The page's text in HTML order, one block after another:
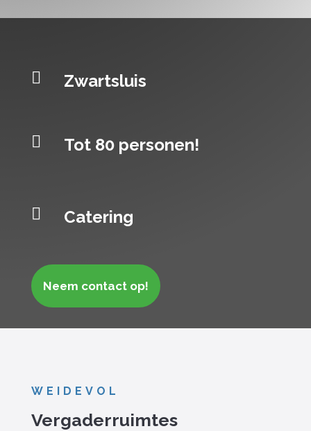
 Zwartsluis
 Tot 80 personen!
 Catering
Neem contact op!
WEIDEVOL
Vergaderruimtes